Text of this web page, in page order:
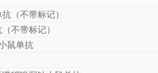
（不带标记）
不带标记）
鼠单抗